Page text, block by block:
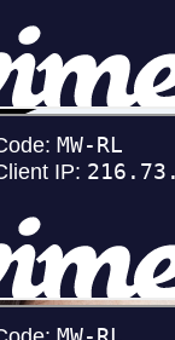
igual. Tria entre